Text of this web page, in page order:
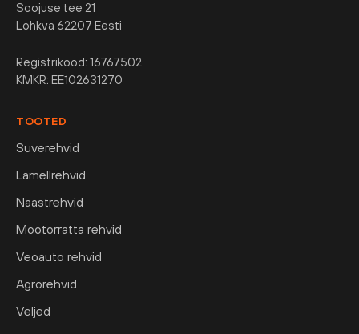
Soojuse tee 21
Lohkva 62207 Eesti
Registrikood: 16767502
KMKR: EE102631270
TOOTED
Suverehvid
Lamellrehvid
Naastrehvid
Mootorratta rehvid
Veoauto rehvid
Agrorehvid
Veljed